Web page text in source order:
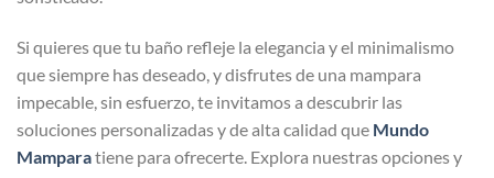
Si quieres que tu baño refleje la elegancia y el minimalismo
que siempre has deseado, y disfrutes de una mampara
impecable, sin esfuerzo, te invitamos a descubrir las
soluciones personalizadas y de alta calidad que Mundo
Mamparatiene para ofrecerte. Explora nuestras opciones y